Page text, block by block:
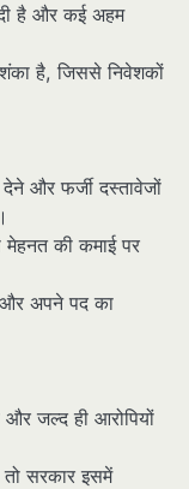
है और कई अहम
है, जिससे निवेशकों
देने और फर्जी दस्तावेजों
की कमाई पर
और अपने पद का
जल्द ही आरोपियों
तो सरकार इसमें